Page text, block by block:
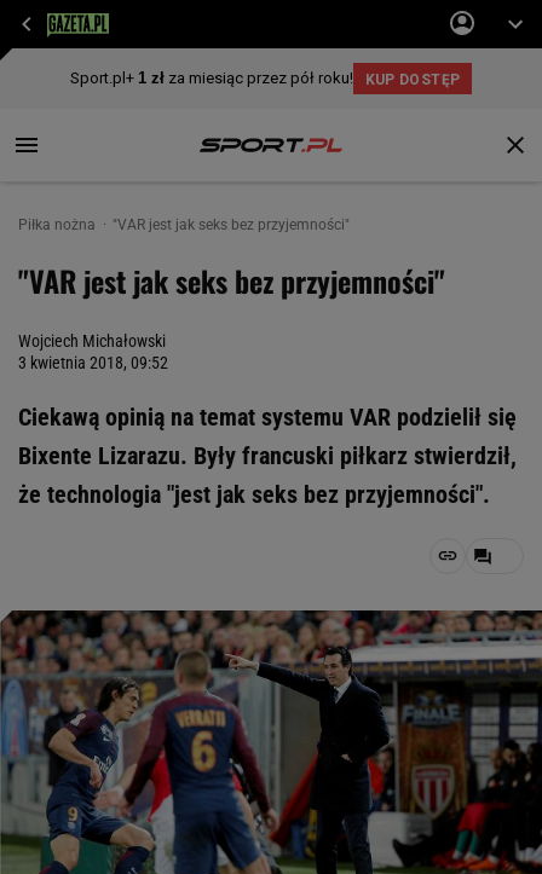
Piłka nożna "VAR jest jak seks bez przyjemności"
"VAR jest jak seks bez przyjemności"
Wojciech Michałowski
3 kwietnia 2018, 09:52
Ciekawą opinią na temat systemu VAR podzielił się
Bixente Lizarazu. Były francuski piłkarz stwierdził,
że technologia "jest jak seks bez przyjemności".